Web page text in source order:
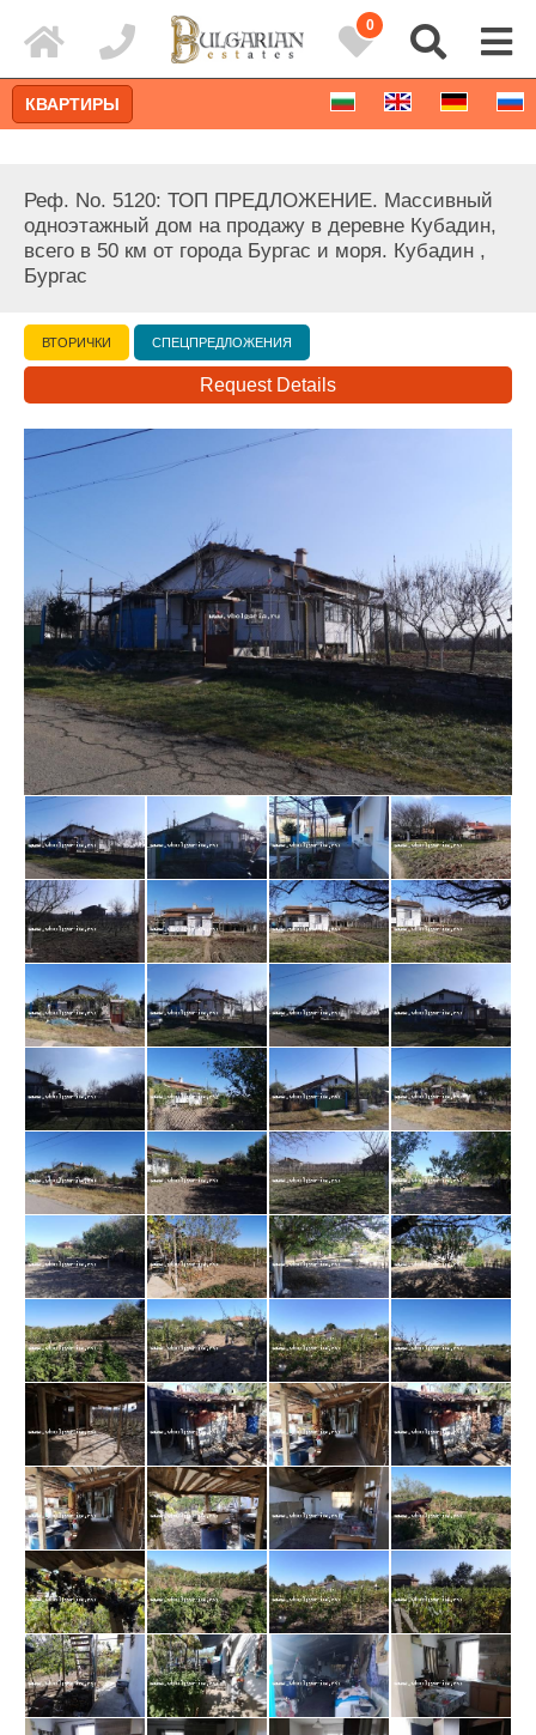
0
Расширенный поиск
КВАРТИРЫ
Реф. No. 5120: ТОП ПРЕДЛОЖЕНИЕ. Массивный
одноэтажный дом на продажу в деревне Кубадин,
всего в 50 км от города Бургас и моря. Кубадин ,
Бургас
ВТОРИЧКИ СПЕЦПРЕДЛОЖЕНИЯ
Request Details